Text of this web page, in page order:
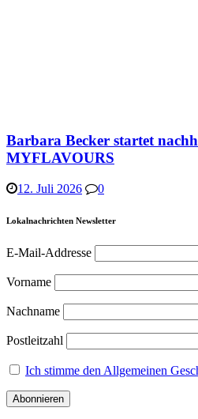
Barbara Becker startet
MYFLAVOURS
12. Juli 2026 0
Lokalnachrichten Newsletter
E-Mail-Addresse
Vorname
Nachname
Postleitzahl
Ich stimme den Allgemeinen